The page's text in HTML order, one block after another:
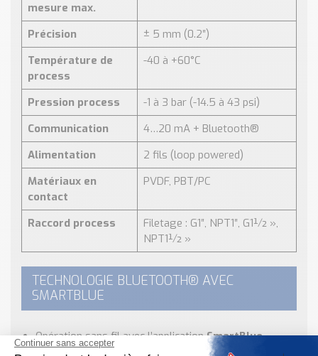
mesure max.
Précision
± 5 mm (0.2″)
Température de
process
-40 à +60°C
Pression process
-1 à 3 bar (-14.5 à 43 psi)
Communication
4…20 mA + Bluetooth®
Alimentation
2 fils (loop powered)
Matériaux en
contact
PVDF, PBT/PC
Raccord process
Filetage : G1″, NPT1″, G1½ »,
NPT1½ »
TECHNOLOGIE BLUETOOTH® AVEC
SMARTBLUE
Opération sans fil avec l’applicationSmartBlue
Paramétrage, diagnostic et maintenance à distance